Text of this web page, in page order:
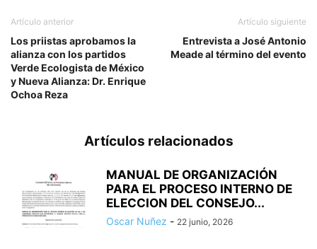
Artículo anterior
Los priistas aprobamos la
alianza con los partidos
Verde Ecologista de México
y Nueva Alianza: Dr. Enrique
Ochoa Reza
Artículo siguiente
Entrevista a José Antonio
Meade al término del evento
Artículos relacionados
MANUAL DE ORGANIZACIÓN
PARA EL PROCESO INTERNO DE
ELECCION DEL CONSEJO...
Oscar Nuñez - 22 junio, 2026